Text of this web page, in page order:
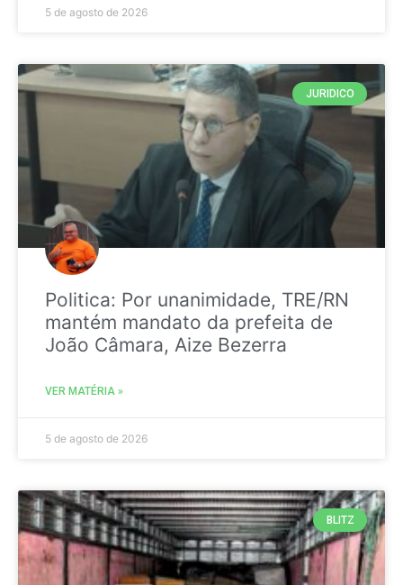
5 de agosto de 2026
JURIDICO
Politica: Por unanimidade, TRE/RN
mantém mandato da prefeita de
João Câmara, Aize Bezerra
VER MATÉRIA »
5 de agosto de 2026
BLITZ